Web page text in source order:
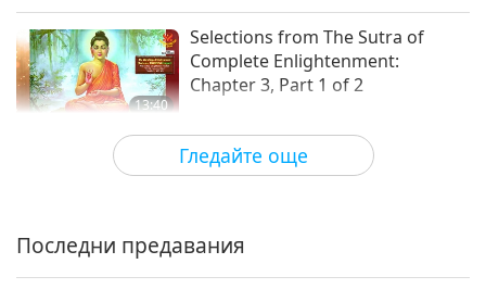
Гледайте още
13:40
Selections from The Sutra of
Complete Enlightenment:
Chapter 3, Part 1 of 2
Слова на Мъдростта 2022-06-20 4122
12:03
Happiness, Part 1 of 2
Последни предавания